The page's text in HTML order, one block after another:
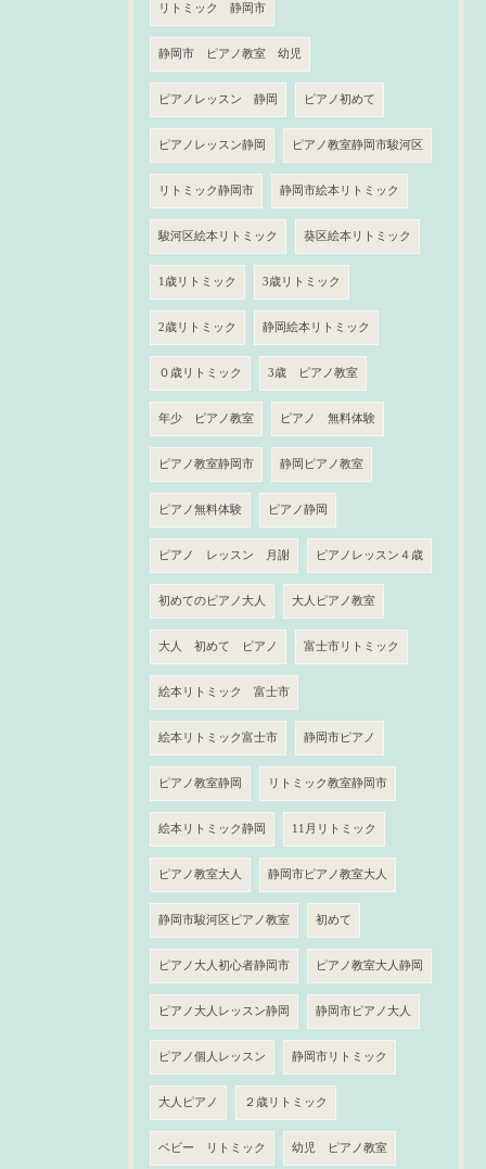
リトミック 静岡市
静岡市 ピアノ教室 幼児
ピアノレッスン 静岡 ピアノ初めて
ピアノレッスン静岡 ピアノ教室静岡市駿河区
リトミック静岡市 静岡市絵本リトミック
駿河区絵本リトミック 葵区絵本リトミック
1歳リトミック 3歳リトミック
2歳リトミック 静岡絵本リトミック
０歳リトミック 3歳 ピアノ教室
年少 ピアノ教室 ピアノ 無料体験
ピアノ教室静岡市 静岡ピアノ教室
ピアノ無料体験 ピアノ静岡
ピアノ レッスン 月謝 ピアノレッスン４歳
初めてのピアノ大人 大人ピアノ教室
大人 初めて ピアノ 富士市リトミック
絵本リトミック 富士市
絵本リトミック富士市 静岡市ピアノ
ピアノ教室静岡 リトミック教室静岡市
絵本リトミック静岡 11月リトミック
ピアノ教室大人 静岡市ピアノ教室大人
静岡市駿河区ピアノ教室 初めて
ピアノ大人初心者静岡市 ピアノ教室大人静岡
ピアノ大人レッスン静岡 静岡市ピアノ大人
ピアノ個人レッスン 静岡市リトミック
大人ピアノ ２歳リトミック
ベビー リトミック 幼児 ピアノ教室